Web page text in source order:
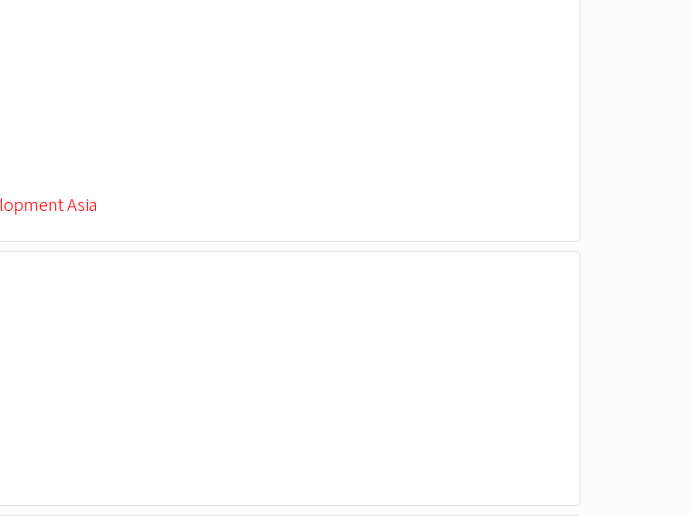
Asia